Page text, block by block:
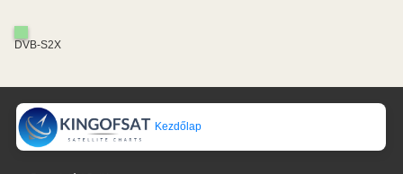
DVB-S2X
Kezdőlap